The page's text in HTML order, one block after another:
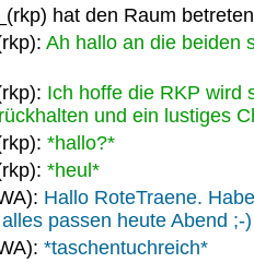
hat den Raum betreten
Ah hallo an die beiden
Ich hoffe die RKP wird
und ein lustiges
*hallo?*
*heul*
Hallo RoteTraene.
passen heute Abend ;-)
*taschentuchreich*